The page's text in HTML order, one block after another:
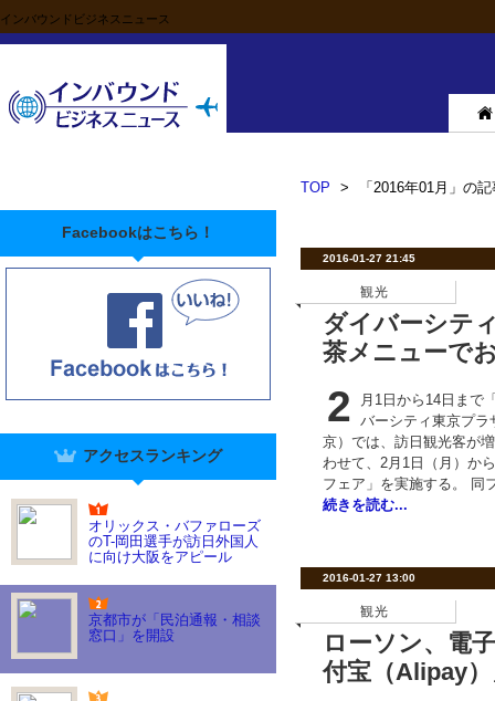
インバウンドビジネスニュース
Facebookはこちら！
アクセスランキング
オリックス・バファローズ
のT-岡田選手が訪日外国人
に向け大阪をアピール
京都市が「民泊通報・相談
窓口」を開設
TOP > 「2016年01月」の
2016-01-27 21:45
観光
ダイバーシテ
茶メニューで
2
月1日から14日まで
バーシティ東京プラ
京）では、訪日観光客が
わせて、2月1日（月）か
フェア」を実施する。 同
続きを読む...
2016-01-27 13:00
観光
ローソン、電
付宝（Alipay